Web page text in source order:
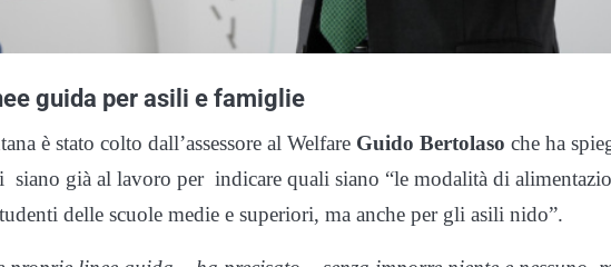
guida per asili e famiglie
è stato colto dall’assessore al Welfare Guido Bertolaso che ha
siano già al lavoro per indicare quali siano “le modalità di
delle scuole medie e superiori, ma anche per gli asili nido”.